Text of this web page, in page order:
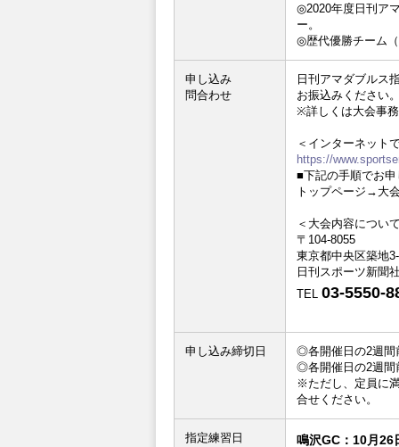
◎2020年度日刊ア
ー。
◎歴代優勝チーム
申し込み
問合わせ
日刊アマダブルス
お振込みください
※詳しくは大会事
＜インターネット
https://
■下記の手順でお
トップページ→大
＜大会内容につい
〒104-8055
東京都中央区築地
日刊スポーツ新聞
TEL 03-5550-
申し込み締切日
◎各開催日の2週間
◎各開催日の2週間
※ただし、定員に
合せください。
指定練習日
鳴沢GC：10月